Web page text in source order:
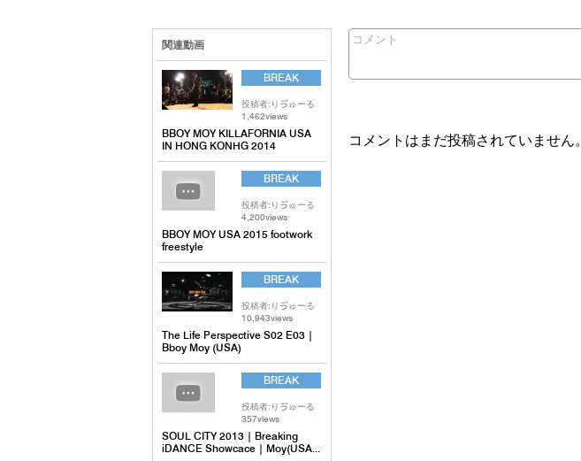
関連動画
BREAK
投稿者:りゔゅーる
1,462views
BBOY MOY KILLAFORNIA USA
IN HONG KONHG 2014
BREAK
投稿者:りゔゅーる
4,200views
BBOY MOY USA 2015 footwork
freestyle
BREAK
投稿者:りゔゅーる
10,943views
The Life Perspective S02 E03 |
Bboy Moy (USA)
BREAK
投稿者:りゔゅーる
357views
SOUL CITY 2013 | Breaking
iDANCE Showcace | Moy(USA...
コメント
コメントはまだ投稿されていません。